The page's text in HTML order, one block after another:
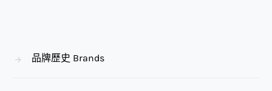
品牌歷史 Brands